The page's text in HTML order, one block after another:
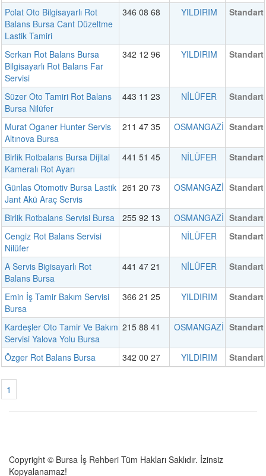
Polat Oto Bilgisayarlı Rot
Balans Bursa Cant Düzeltme
Lastik Tamiri
346 08 68 YILDIRIM Standart
Serkan Rot Balans Bursa
Bilgisayarlı Rot Balans Far
Servisi
342 12 96 YILDIRIM Standart
Süzer Oto Tamiri Rot Balans
Bursa Nilüfer
443 11 23 NİLÜFER Standart
Murat Oganer Hunter Servis
Altınova Bursa
211 47 35 OSMANGAZİ Standart
Birlik Rotbalans Bursa Dijital
Kameralı Rot Ayarı
441 51 45 NİLÜFER Standart
Günlas Otomotiv Bursa Lastik
Jant Akü Araç Servis
261 20 73 OSMANGAZİ Standart
Birlik Rotbalans Servisi Bursa 255 92 13 OSMANGAZİ Standart
Cengiz Rot Balans Servisi
Nilüfer
NİLÜFER Standart
A Servis Bigisayarlı Rot
Balans Bursa
441 47 21 NİLÜFER Standart
Emin İş Tamir Bakım Servisi
Bursa
366 21 25 YILDIRIM Standart
Kardeşler Oto Tamir Ve Bakım
Servisi Yalova Yolu Bursa
215 88 41 OSMANGAZİ Standart
Özger Rot Balans Bursa 342 00 27 YILDIRIM Standart
1
Copyright © Bursa İş Rehberi Tüm Hakları Saklıdır. İzinsiz
Kopyalanamaz!